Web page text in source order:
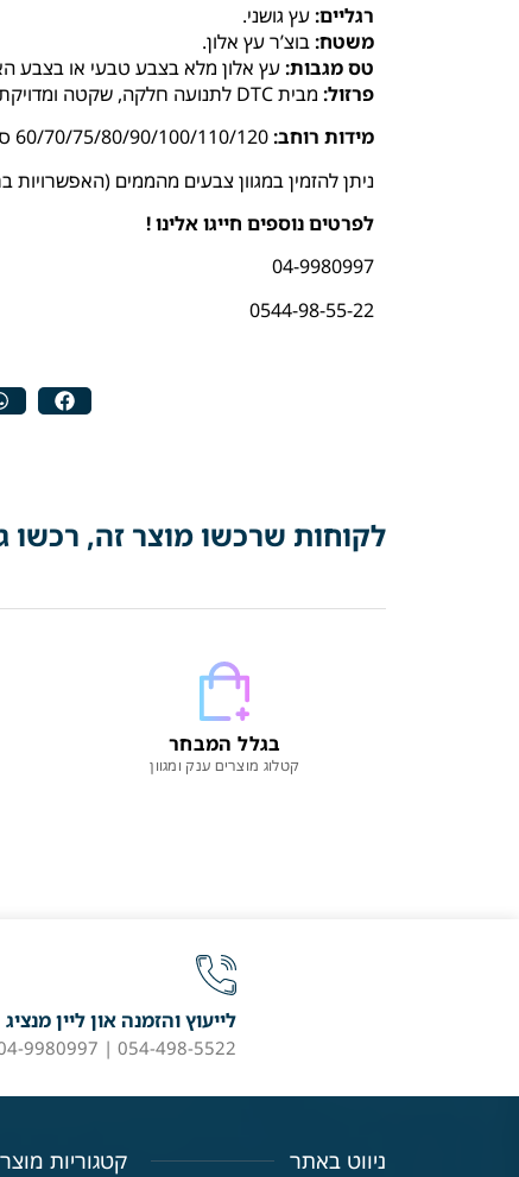
רגליים:עץ גושני.
משטח:בוצ’ר עץ אלון.
טס מגבות:עץ אלון מלא בצבע טבעי או בצבע
פרזול: מבית DTC לתנועה חלקה, שקטה ומדויקת של דלתות ומגירות לאורך שנים.
מידות רוחב:60/70/75/80/90/100/110/120 ס"מ
ניתן להזמין במגוון צבעים מהממים (האפשרויות
לפרטים נוספים חייגו אלינו !
04-9980997
0544-98-55-22
לקוחות שרכשו מוצר זה, רכשו
בגלל המבחר
קטלוג מוצרים ענק ומגוון
לייעוץ והזמנה און ליין מנציג
054-498-5522 | 04-9980997
ניווט באתר קטגוריות